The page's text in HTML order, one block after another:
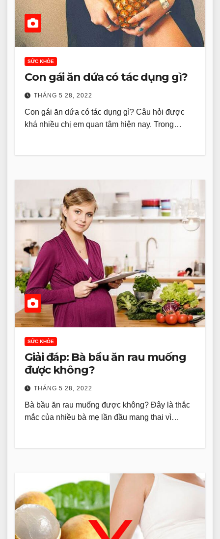
SỨC KHỎE
Con gái ăn dứa có tác dụng gì?
THÁNG 5 28, 2022
Con gái ăn dứa có tác dụng gì? Câu hỏi được
khá nhiều chị em quan tâm hiện nay. Trong…
SỨC KHỎE
Giải đáp: Bà bầu ăn rau muống
được không?
THÁNG 5 28, 2022
Bà bầu ăn rau muống được không? Đây là thắc
mắc của nhiều bà mẹ lần đầu mang thai vì…